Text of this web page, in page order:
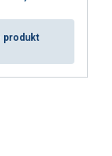
produkt